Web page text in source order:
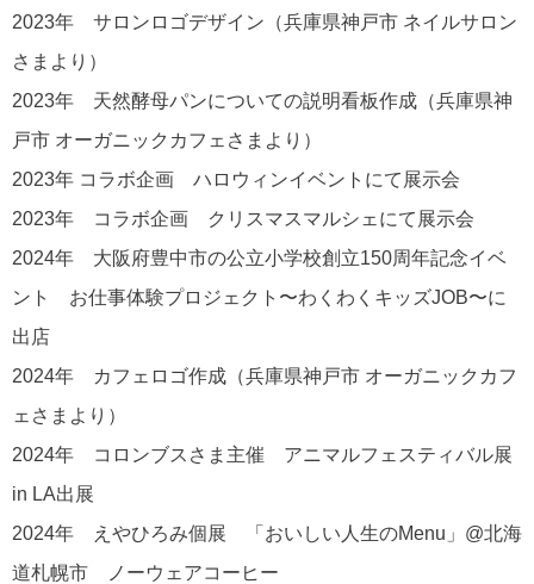
2023年 サロンロゴデザイン（兵庫県神戸市 ネイルサロン
さまより）
2023年 天然酵母パンについての説明看板作成（兵庫県神
戸市 オーガニックカフェさまより）
2023年 コラボ企画 ハロウィンイベントにて展示会
2023年 コラボ企画 クリスマスマルシェにて展示会
2024年 大阪府豊中市の公立小学校創立150周年記念イベ
ント お仕事体験プロジェクト〜わくわくキッズJOB〜に
出店
2024年 カフェロゴ作成（兵庫県神戸市 オーガニックカフ
ェさまより）
2024年 コロンブスさま主催 アニマルフェスティバル展
in LA出展
2024年 えやひろみ個展 「おいしい人生のMenu」@北海
道札幌市 ノーウェアコーヒー